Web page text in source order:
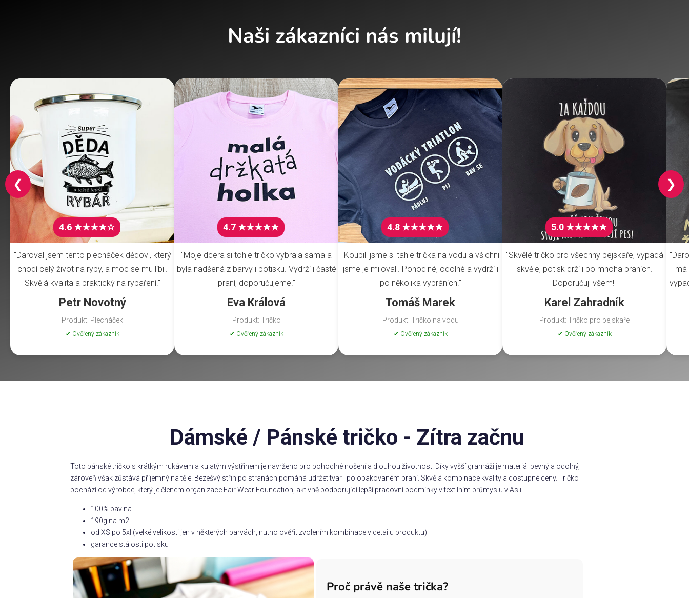
Naši zákazníci nás milují!
4.6 ★★★★☆
"Daroval jsem tento plecháček dědovi, který
chodí celý život na ryby, a moc se mu líbil.
Skvělá kvalita a praktický na rybaření."
Petr Novotný
Produkt: Plecháček
✔ Ověřený zákazník
4.7 ★★★★★
"Moje dcera si tohle tričko vybrala sama a
byla nadšená z barvy i potisku. Vydrží i časté
praní, doporučujeme!"
Eva Králová
Produkt: Tričko
✔ Ověřený zákazník
4.8 ★★★★★
"Koupili jsme si tahle trička na vodu a všichni
jsme je milovali. Pohodlné, odolné a vydrží i
po několika vypráních."
Tomáš Marek
Produkt: Tričko na vodu
✔ Ověřený zákazník
5.0 ★★★★★
"Skvělé tričko pro všechny pejskaře, vypadá
skvěle, potisk drží i po mnoha praních.
Doporučuji všem!"
Karel Zahradník
Produkt: Tričko pro pejskaře
✔ Ověřený zákazník
má
❮ ❯
Dámské / Pánské tričko - Zítra začnu
Toto pánské tričko s krátkým rukávem a kulatým výstřihem je navrženo pro pohodlné nošení a dlouhou životnost. Díky vyšší gramáži je materiál pevný a odolný,
zároveň však zůstává příjemný na těle. Bezešvý střih po stranách pomáhá udržet tvar i po opakovaném praní. Skvělá kombinace kvality a dostupné ceny. Tričko
pochází od výrobce, který je členem organizace Fair Wear Foundation, aktivně podporující lepší pracovní podmínky v textilním průmyslu v Asii.
100% bavlna
190g na m2
od XS po 5xl (velké velikosti jen v některých barvách, nutno ověřit zvolením kombinace v detailu produktu)
garance stálosti potisku
Proč právě naše trička?